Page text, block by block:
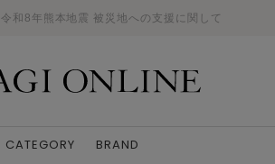
令和8年熊本地震 被災地への支援に関して
CATEGORY BRAND